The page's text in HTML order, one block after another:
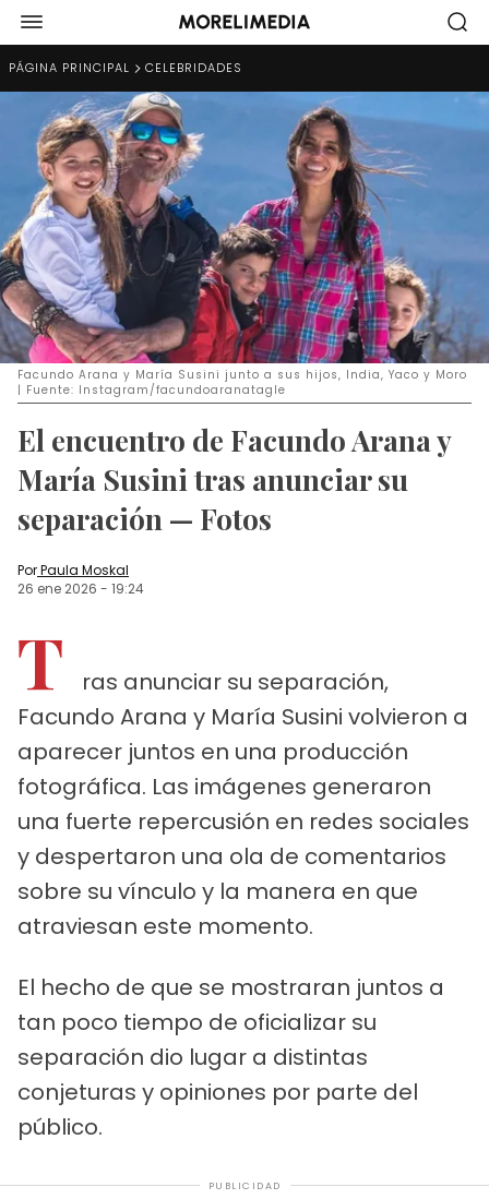
PÁGINA PRINCIPAL CELEBRIDADES
Facundo Arana y María Susini junto a sus hijos, India, Yaco y Moro
| Fuente: Instagram/facundoaranatagle
El encuentro de Facundo Arana y
María Susini tras anunciar su
separación — Fotos
PorPaula Moskal
26 ene 2026 - 19:24
T
ras anunciar su separación,
Facundo Arana y María Susini volvieron a
aparecer juntos en una producción
fotográfica. Las imágenes generaron
una fuerte repercusión en redes sociales
y despertaron una ola de comentarios
sobre su vínculo y la manera en que
atraviesan este momento.
El hecho de que se mostraran juntos a
tan poco tiempo de oficializar su
separación dio lugar a distintas
conjeturas y opiniones por parte del
público.
PUBLICIDAD